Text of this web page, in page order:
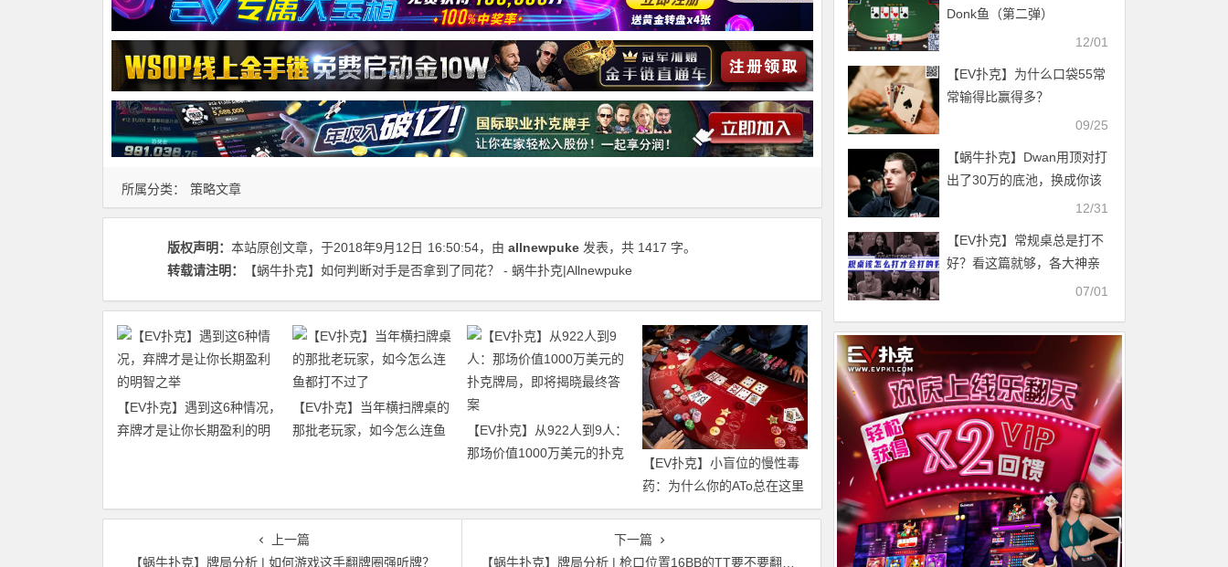
所属分类： 策略文章
版权声明： 本站原创文章，于2018年9月12日 16:50:54，由 allnewpuke 发表，共 1417 字。
转载请注明：
【蜗牛扑克】如何判断对手是否拿到了同花？ - 蜗牛扑克|Allnewpuke
【EV扑克】遇到这6种情况，
弃牌才是让你长期盈利的明
【EV扑克】当年横扫牌桌的
那批老玩家，如今怎么连鱼
【EV扑克】从922人到9人：
那场价值1000万美元的扑克
【EV扑克】小盲位的慢性毒
药：为什么你的ATo总在这里
输钱？
上一篇
【蜗牛扑克】牌局分析 | 如何游戏这手翻牌圈强听牌？
下一篇
【蜗牛扑克】牌局分析 | 枪口位置16BB的TT要不要翻前全压？
Donk鱼（第二弹）
12/01
【EV扑克】为什么口袋55常
常输得比赢得多？
09/25
【蜗牛扑克】Dwan用顶对打
出了30万的底池，换成你该
12/31
【EV扑克】常规桌总是打不
好？看这篇就够，各大神亲
授降低波动稳操胜算秘诀！
07/01